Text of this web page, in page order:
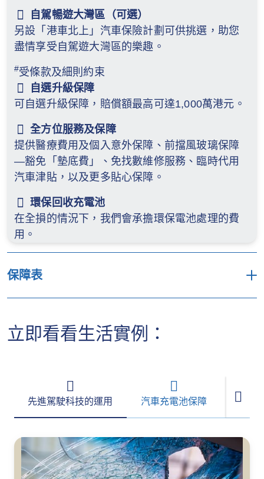
自駕暢遊大灣區（可選）
另設「港車北上」汽車保險計劃可供挑選，助您
盡情享受自駕遊大灣區的樂趣。
#受條款及細則約束
自選升級保障
可自選升級保障，賠償額最高可達1,000萬港元。
全方位服務及保障
提供醫療費用及個入意外保障、前擋風玻璃保障
—豁免「墊底費」、免找數維修服務、臨時代用
汽車津貼，以及更多貼心保障。
環保回收充電池
在全損的情況下，我們會承擔環保電池處理的費
用。
保障表
保險
前擋風玻璃保
於指定汽車維
高港幣10,000
元）
立即看看生活實例：
先進駕駛科技的運用 汽車充電池保障 同款